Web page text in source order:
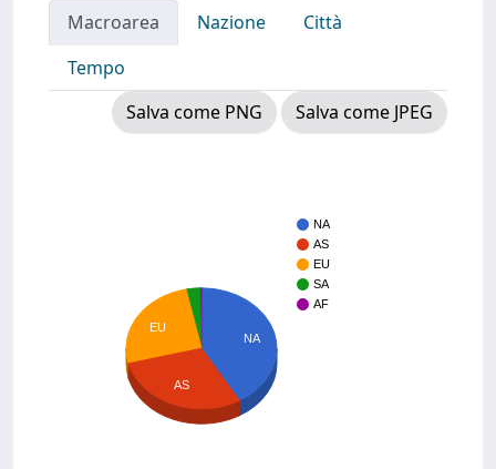
Macroarea Nazione
Città
Tempo
Salva come PNG
Salva come JPEG
NA
AS
EU
SA
AF
NA
EU
AS